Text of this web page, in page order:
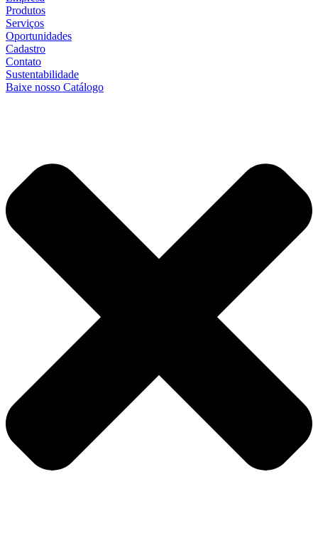
Produtos
Serviços
Oportunidades
Cadastro
Contato
Sustentabilidade
Baixe nosso Catálogo